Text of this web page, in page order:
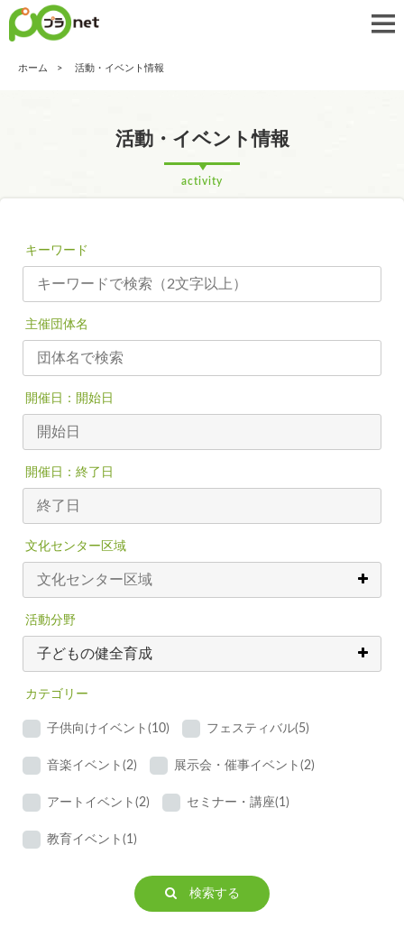
ホーム 活動・イベント情報
活動・イベント情報
activity
キーワード
主催団体名
開催日：開始日
開催日：終了日
文化センター区域
活動分野
カテゴリー
子供向けイベント(10) フェスティバル(5)
音楽イベント(2) 展示会・催事イベント(2)
アートイベント(2) セミナー・講座(1)
教育イベント(1)
検索する